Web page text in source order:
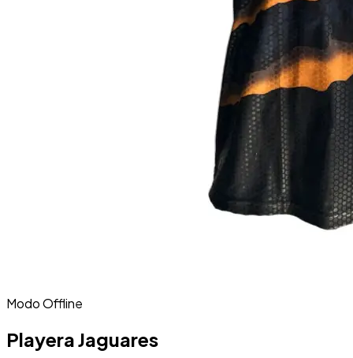
Modo Offline
Playera Jaguares